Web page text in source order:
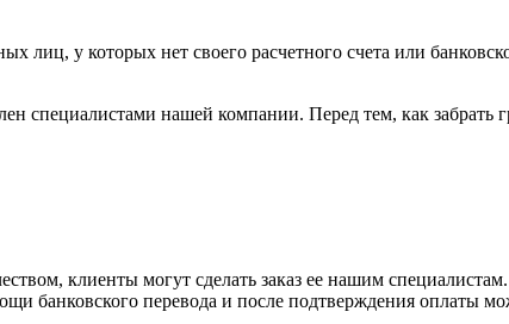
лиц, у которых нет своего расчетного счета или
специалистами нашей компании. Перед тем, как забрать
клиенты могут сделать заказ ее нашим
банковского перевода и после подтверждения оплаты